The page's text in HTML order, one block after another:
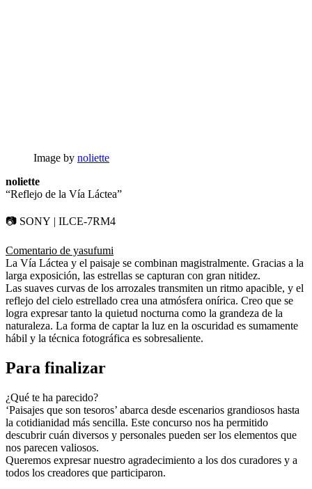
Image by noliette
noliette
“Reflejo de la Vía Láctea”
📷 SONY | ILCE-7RM4
Comentario de yasufumi
La Vía Láctea y el paisaje se combinan magistralmente. Gracias a la
larga exposición, las estrellas se capturan con gran nitidez.
Las suaves curvas de los arrozales transmiten un ritmo apacible, y el
reflejo del cielo estrellado crea una atmósfera onírica. Creo que se
logra expresar tanto la quietud nocturna como la grandeza de la
naturaleza. La forma de captar la luz en la oscuridad es sumamente
hábil y la técnica fotográfica es sobresaliente.
Para finalizar
¿Qué te ha parecido?
‘Paisajes que son tesoros’ abarca desde escenarios grandiosos hasta
la cotidianidad más sencilla. Este concurso nos ha permitido
descubrir cuán diversos y personales pueden ser los elementos que
nos parecen valiosos.
Queremos expresar nuestro agradecimiento a los dos curadores y a
todos los creadores que participaron.